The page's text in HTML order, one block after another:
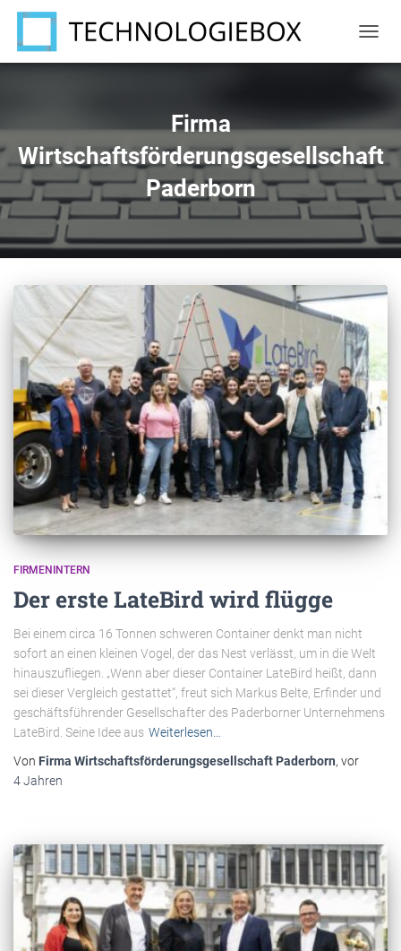
Firma
Wirtschaftsförderungsgesellschaft
Paderborn
FIRMENINTERN
Der erste LateBird wird flügge
Bei einem circa 16 Tonnen schweren Container denkt man nicht
sofort an einen kleinen Vogel, der das Nest verlässt, um in die Welt
hinauszufliegen. „Wenn aber dieser Container LateBird heißt, dann
sei dieser Vergleich gestattet“, freut sich Markus Belte, Erfinder und
geschäftsführender Gesellschafter des Paderborner Unternehmens
LateBird. Seine Idee aus Weiterlesen…
Von Firma Wirtschaftsförderungsgesellschaft Paderborn, vor
4 Jahren